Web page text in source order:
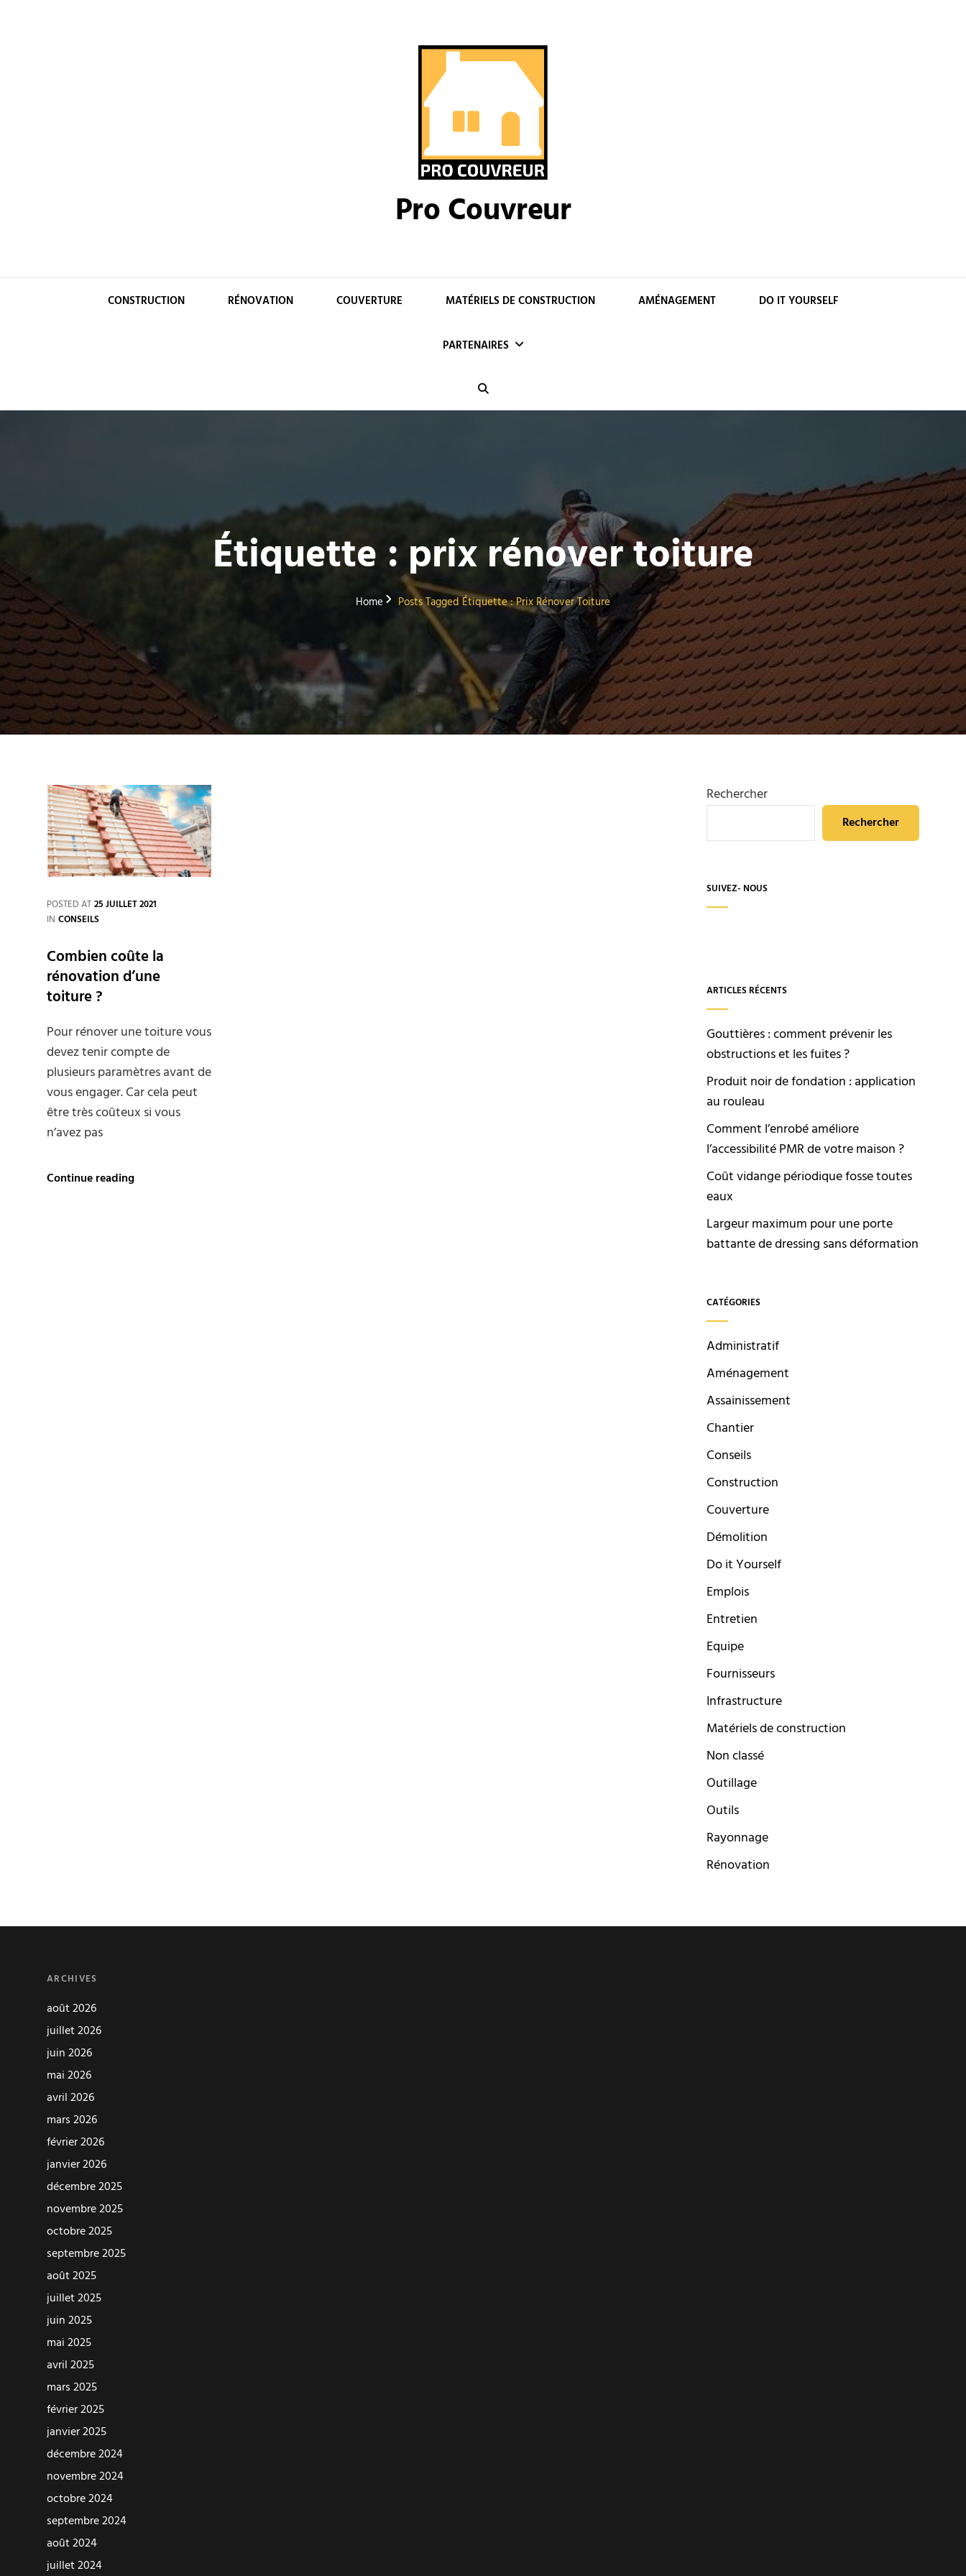
Pro Couvreur
CONSTRUCTION RÉNOVATION COUVERTURE MATÉRIELS DE CONSTRUCTION AMÉNAGEMENT DO IT YOURSELF
PARTENAIRES
Étiquette :prix rénover toiture
Home Posts TaggedÉtiquette :Prix Rénover Toiture
POSTED AT25 JUILLET 2021
IN CATEGORIES
CONSEILS
Combien coûte la
rénovation d’une
toiture ?
Pour rénover une toiture vous
devez tenir compte de
plusieurs paramètres avant de
vous engager. Car cela peut
être très coûteux si vous
n’avez pas
Continue readingCombien
Rechercher
Rechercher
SUIVEZ- NOUS
ARTICLES RÉCENTS
Gouttières : comment prévenir les
obstructions et les fuites ?
Produit noir de fondation : application
au rouleau
Comment l’enrobé améliore
l’accessibilité PMR de votre maison ?
Coût vidange périodique fosse toutes
eaux
Largeur maximum pour une porte
battante de dressing sans déformation
CATÉGORIES
Administratif
Aménagement
Assainissement
Chantier
Conseils
Construction
Couverture
Démolition
Do it Yourself
Emplois
Entretien
Equipe
Fournisseurs
Infrastructure
Matériels de construction
Non classé
Outillage
Outils
Rayonnage
Rénovation
ARCHIVES
août 2026
juillet 2026
juin 2026
mai 2026
avril 2026
mars 2026
février 2026
janvier 2026
décembre 2025
novembre 2025
octobre 2025
septembre 2025
août 2025
juillet 2025
juin 2025
mai 2025
avril 2025
mars 2025
février 2025
janvier 2025
décembre 2024
novembre 2024
octobre 2024
septembre 2024
août 2024
juillet 2024